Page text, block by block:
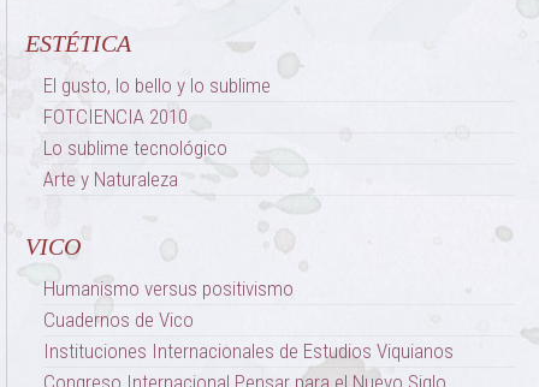
ESTÉTICA
El gusto, lo bello y lo sublime
FOTCIENCIA 2010
Lo sublime tecnológico
Arte y Naturaleza
VICO
Humanismo versus positivismo
Cuadernos de Vico
Instituciones Internacionales de Estudios Viquianos